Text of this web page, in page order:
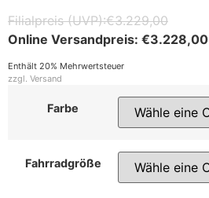
€3.229,00
€3.228,00
Enthält 20% Mehrwertsteuer
zzgl. Versand
Farbe
Fahrradgröße